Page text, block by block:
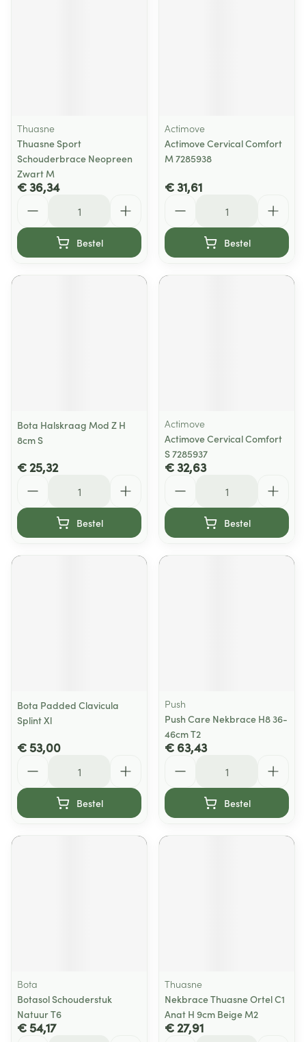
Thuasne
Thuasne Sport
Schouderbrace Neopreen
Zwart M
€ 36,34
Bestel
Actimove
Actimove Cervical Comfort
M 7285938
€ 31,61
Bestel
Bota Halskraag Mod Z H
8cm S
€ 25,32
Bestel
Actimove
Actimove Cervical Comfort
S 7285937
€ 32,63
Bestel
Bota Padded Clavicula
Splint Xl
€ 53,00
Bestel
Push
Push Care Nekbrace H8 36-
46cm T2
€ 63,43
Bestel
Bota
Botasol Schouderstuk
Natuur T6
€ 54,17
Thuasne
Nekbrace Thuasne Ortel C1
Anat H 9cm Beige M2
€ 27,91